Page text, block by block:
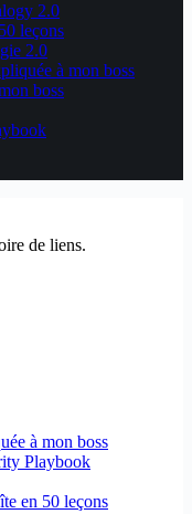
2.0
leçons
2.0
à mon boss
boss
de liens.
à mon boss
Playbook
en 50 leçons